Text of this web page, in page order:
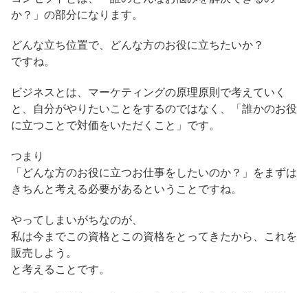
か？」の部分になります。
どんな立ち位置で、どんな方のお役に立ちたいか？
ですね。
ビジネスとは、マーケティングの原理原則で考えていく
と、自分がやりたいことをするのではなく、「誰かのお役
に立つことで対価をいただくこと」です。
つまり
「どんな方のお役に立つお仕事をしたいのか？」をまずは
きちんと考える必要があるということですね。
やってしまいがちなのが、
私は今までこの資格とこの資格をとってきたから、これを
販売しよう。
と考えることです。